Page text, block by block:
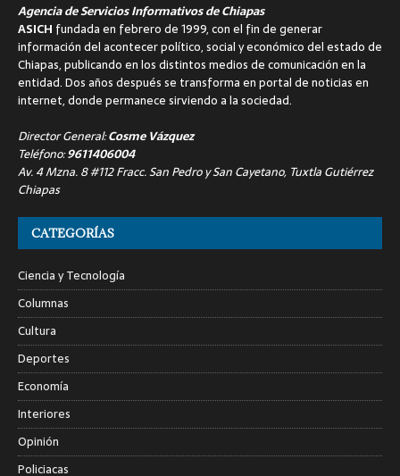
Agencia de Servicios Informativos de Chiapas
ASICH fundada en febrero de 1999, con el fin de generar
información del acontecer político, social y económico del estado de
Chiapas, publicando en los distintos medios de comunicación en la
entidad. Dos años después se transforma en portal de noticias en
internet, donde permanece sirviendo a la sociedad.
Director General:Cosme Vázquez
Teléfono:9611406004
Av. 4 Mzna. 8 #112 Fracc. San Pedro y San Cayetano, Tuxtla Gutiérrez
Chiapas
CATEGORÍAS
Ciencia y Tecnología
Columnas
Cultura
Deportes
Economía
Interiores
Opinión
Policiacas